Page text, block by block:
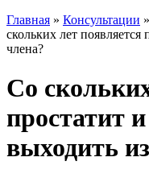
Главная » Консультации »
скольких лет
члена?
Со
простатит
выходить